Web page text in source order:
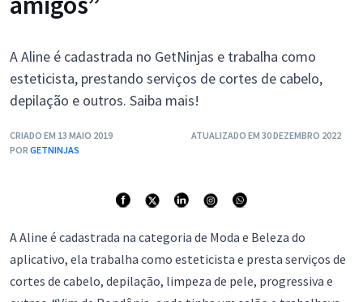
A Aline é cadastrada no GetNinjas e trabalha como
esteticista, prestando serviços de cortes de cabelo,
depilação e outros. Saiba mais!
CRIADO EM 13 MAIO 2019
ATUALIZADO EM 30 DEZEMBRO 2022
POR GETNINJAS
A Aline é cadastrada na categoria de Moda e Beleza do
aplicativo, ela trabalha como esteticista e presta serviços de
cortes de cabelo, depilação, limpeza de pele, progressiva e